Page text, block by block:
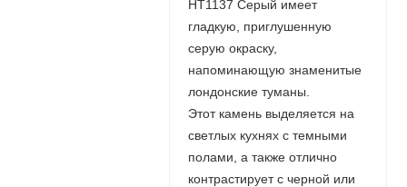
НТ1137 Серый имеет
гладкую, приглушенную
серую окраску,
напоминающую знаменитые
лондонские туманы.
Этот камень выделяется на
светлых кухнях с темными
полами, а также отлично
контрастирует с черной или